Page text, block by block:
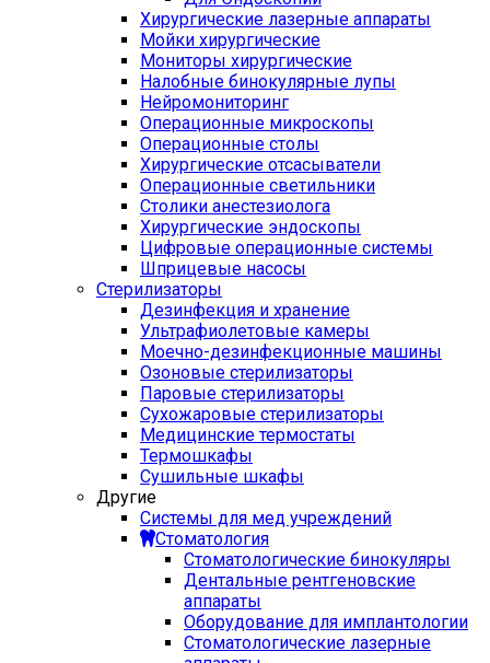
Хирургические лазерные аппараты
Мойки хирургические
Мониторы хирургические
Налобные бинокулярные лупы
Нейромониторинг
Операционные микроскопы
Операционные столы
Хирургические отсасыватели
Операционные светильники
Столики анестезиолога
Хирургические эндоскопы
Цифровые операционные системы
Шприцевые насосы
Стерилизаторы
Дезинфекция и хранение
Ультрафиолетовые камеры
Моечно-дезинфекционные машины
Озоновые стерилизаторы
Паровые стерилизаторы
Сухожаровые стерилизаторы
Медицинские термостаты
Термошкафы
Сушильные шкафы
Другие
Системы для мед учреждений
Стоматология
Стоматологические бинокуляры
Дентальные рентгеновские
аппараты
Оборудование для имплантологии
Стоматологические лазерные